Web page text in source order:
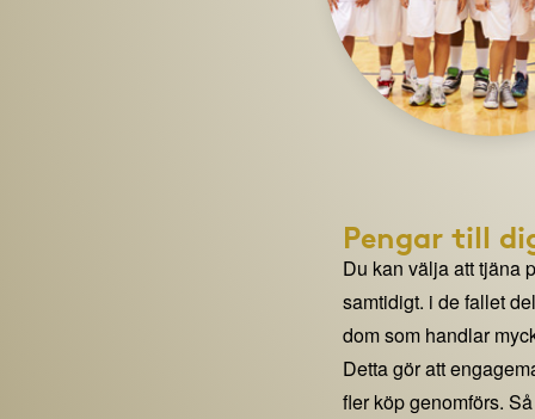
Pengar till
Du kan välja att tjäna
samtidigt. i de fallet
dom som handlar
Detta gör att
fler köp genomförs.